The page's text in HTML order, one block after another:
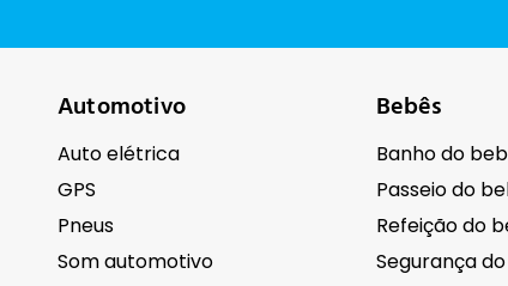
Automotivo
Auto elétrica
GPS
Pneus
Som automotivo
Bebês
Banho do
Passeio do
Refeição do
Segurança